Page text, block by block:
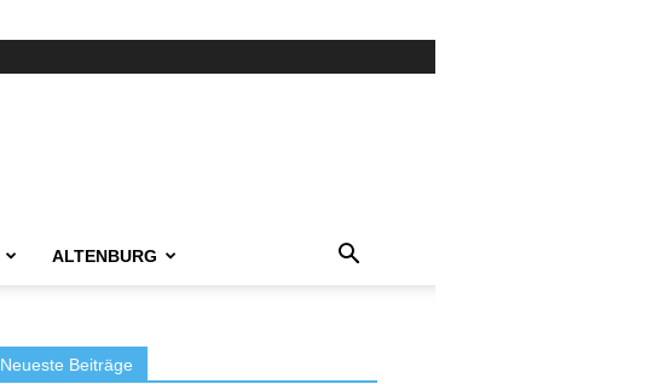
ALTENBURG
Neueste Beiträge